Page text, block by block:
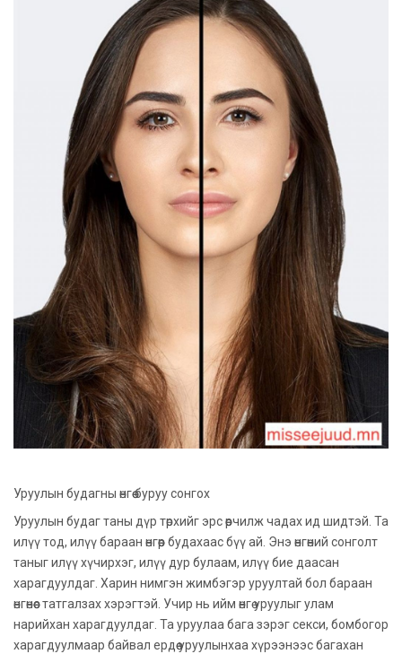
Уруулын будагны өнгөө буруу сонгох
Уруулын будаг таны дүр төрхийг эрс өөрчилж чадах ид шидтэй. Та
илүү тод, илүү бараан өнгөөр будахаас бүү ай. Энэ өнгөний сонголт
таныг илүү хүчирхэг, илүү дур булаам, илүү бие даасан
харагдуулдаг. Харин нимгэн жимбэгэр уруултай бол бараан
өнгөнөөс татгалзах хэрэгтэй. Учир нь ийм өнгө уруулыг улам
нарийхан харагдуулдаг. Та уруулаа бага зэрэг секси, бомбогор
харагдуулмаар байвал ердөө уруулынхаа хүрээнээс багахан